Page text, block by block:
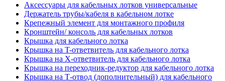
Аксессуары для кабельных лотков универсальные
Держатель трубы/кабеля в кабельном лотке
Крепежный элемент для монтажного профиля
Кронштейн/ консоль для кабельных лотков
Крышка для кабельного лотка
Крышка на T-ответвитель для кабельного лотка
Крышка на X-ответвитель для кабельного лотка
Крышка на переходник-редуктор для кабельного лотка
Крышка на Т-отвод (дополнительный) для кабельного